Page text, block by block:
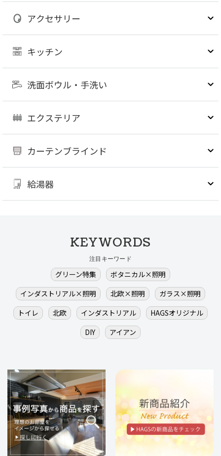
アクセサリー
キッチン
洗面ボウル・手洗い
エクステリア
カーテンブラインド
給湯器
KEYWORDS
注目キーワード
グリーン特集
ボタニカル×照明
インダストリアル×照明
北欧×照明
ガラス×照明
トイレ
北欧 インダストリアル
HAGSオリジナル
DIY
アイアン